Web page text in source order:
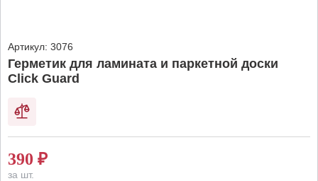
Артикул: 3076
Герметик для ламината и паркетной доски
Click Guard
390 ₽
за шт.